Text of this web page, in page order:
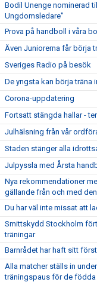
Bodil Unenge nominerad
Ungdomsledare"
Prova på handboll i våra
Även Juniorerna får börja
Sveriges Radio på besök
De yngsta kan börja träna
Corona-uppdatering
Fortsatt stängda hallar -
Julhälsning från vår
Staden stänger alla
Julpyssla med Årsta
Nya rekommendationer
gällande från och med
Du har väl inte missat att
Smittskydd Stockholm
träningar
Barnrådet har haft sitt
Alla matcher ställs in
träningspaus för de